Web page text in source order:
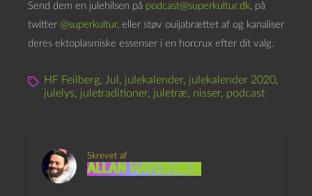
Send dem en julehilsen på podcast@superkultur.dk, på
twitter @superkultur, eller støv ouijabrættet af og kanaliser
deres ektoplasmiske essenser i en horcrux efter dit valg.
HF Feilberg, Jul , julekalender, julekalender 2020,
julelys, juletraditioner, juletræ, nisser, podcast
Skrevet af
Allan Haverholm